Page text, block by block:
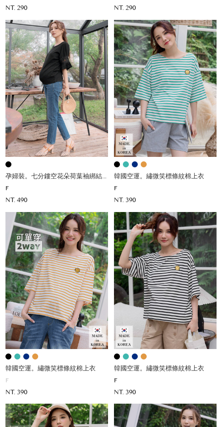
NT. 290 NT. 290
孕婦裝。七分鏤空花朵荷葉袖綁結上衣
F
NT. 490
韓國空運。繡微笑標條紋棉上衣
F
NT. 390
韓國空運。繡微笑標條紋棉上衣
F
NT. 390
韓國空運。繡微笑標條紋棉上衣
F
NT. 390